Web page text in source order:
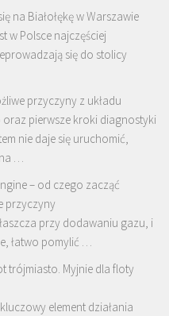
na Białołękę w Warszawie
w Polsce najczęściej
się do stolicy
przyczyny z układu
pierwsze kroki diagnostyki
nie daje się uruchomić,
…
– od czego zacząć
przyczyny
przy dodawaniu gazu, i
łatwo pomylić …
trójmiasto. Myjnie dla floty
element działania